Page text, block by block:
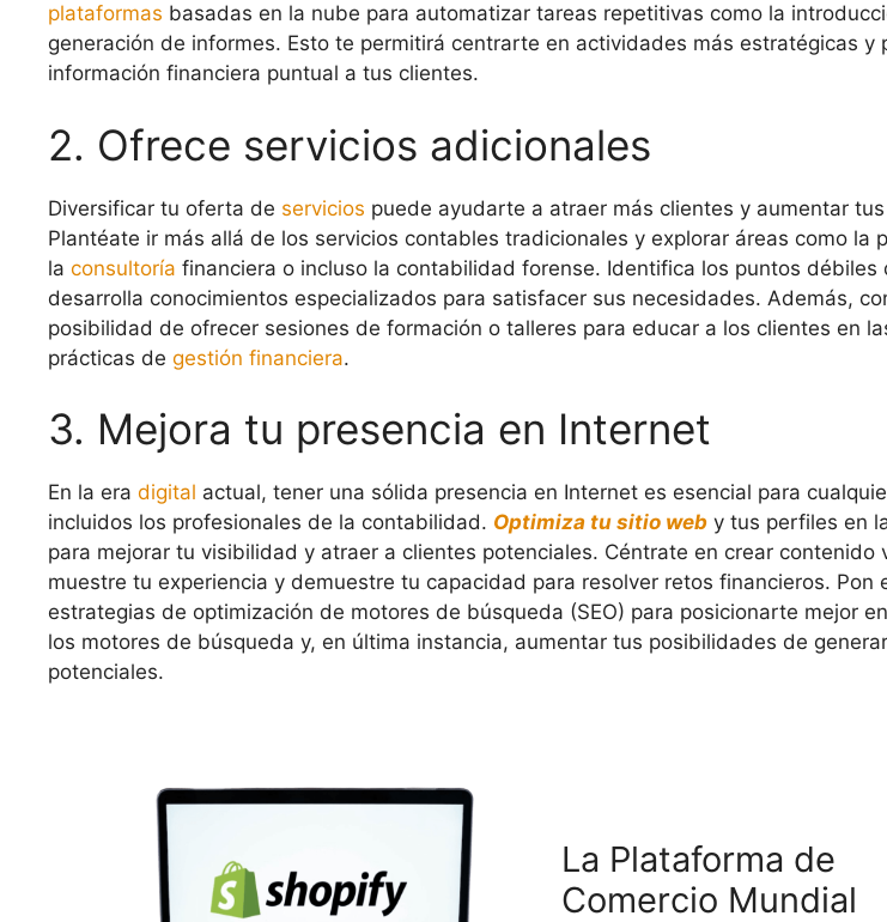
plataformas basadas en la nube para automatizar tareas repetitivas como la
generación de informes. Esto te permitirá centrarte en actividades más estratégicas y
información financiera puntual a tus clientes.
2. Ofrece servicios adicionales
Diversificar tu oferta de servicios puede ayudarte a atraer más clientes y aumentar
Plantéate ir más allá de los servicios contables tradicionales y explorar áreas como la
la consultoría financiera o incluso la contabilidad forense. Identifica los puntos débiles
desarrolla conocimientos especializados para satisfacer sus necesidades. Además,
posibilidad de ofrecer sesiones de formación o talleres para educar a los clientes en
prácticas de gestión financiera.
3. Mejora tu presencia en Internet
En la era digital actual, tener una sólida presencia en Internet es esencial para
incluidos los profesionales de la contabilidad. Optimiza tu sitio web y tus perfiles en
para mejorar tu visibilidad y atraer a clientes potenciales. Céntrate en crear contenido
muestre tu experiencia y demuestre tu capacidad para resolver retos financieros. Pon
estrategias de optimización de motores de búsqueda (SEO) para posicionarte mejor
los motores de búsqueda y, en última instancia, aumentar tus posibilidades de
potenciales.
La Plataforma de
Comercio Mundial